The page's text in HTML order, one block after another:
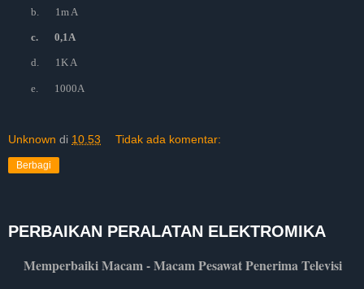
b. 1m A
c. 0,1A
d. 1K A
e. 1000A
Unknown di 10.53 Tidak ada komentar:
Berbagi
PERBAIKAN PERALATAN ELEKTROMIKA
Memperbaiki Macam - Macam Pesawat Penerima Televisi